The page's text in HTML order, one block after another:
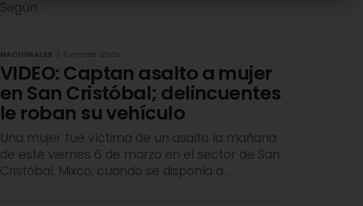
Según...
NACIONALES 5 meses atrás
VIDEO: Captan asalto a mujer
en San Cristóbal; delincuentes
le roban su vehículo
Una mujer fue víctima de un asalto la mañana
de este viernes 6 de marzo en el sector de San
Cristóbal, Mixco, cuando se disponía a...